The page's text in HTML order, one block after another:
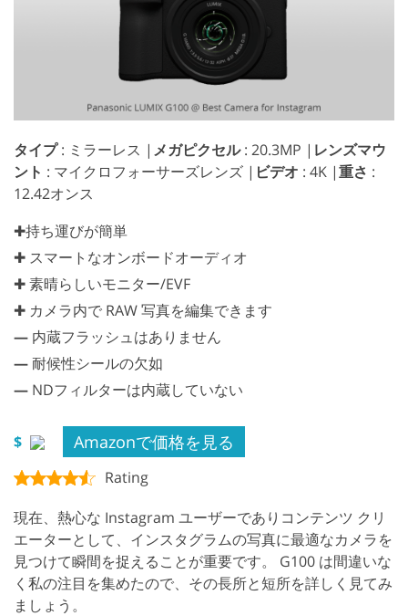
タイプ: ミラーレス | メガピクセル: 20.3MP | レンズマウ
ント : マイクロフォーサーズレンズ | ビデオ : 4K |重さ :
12.42オンス
✚持ち運びが簡単
✚ スマートなオンボードオーディオ
✚ 素晴らしいモニター/EVF
✚ カメラ内で RAW 写真を編集できます
— 内蔵フラッシュはありません
—耐候性シールの欠如
— NDフィルターは内蔵していない
$ Amazonで価格を見る
Rating
現在、熱心な Instagram ユーザーでありコンテンツ クリ
エーターとして、インスタグラムの写真に最適なカメラを
見つけて瞬間を捉えることが重要です。 G100 は間違いな
く私の注目を集めたので、その長所と短所を詳しく見てみ
ましょう。